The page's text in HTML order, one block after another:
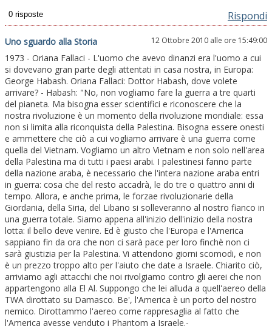
Rispondi
Uno sguardo alla Storia 12 Ottobre 2010 alle ore 15:49:00
1973 - Oriana Fallaci - L'uomo che avevo dinanzi era l'uomo a cui
si dovevano gran parte degli attentati in casa nostra, in Europa:
George Habash. Oriana Fallaci: Dottor Habash, dove volete
arrivare? - Habash: "No, non vogliamo fare la guerra a tre quarti
del pianeta. Ma bisogna esser scientifici e riconoscere che la
nostra rivoluzione è un momento della rivoluzione mondiale: essa
non si limita alla riconquista della Palestina. Bisogna essere onesti
e ammettere che ciò a cui vogliamo arrivare è una guerra come
quella del Vietnam. Vogliamo un altro Vietnam e non solo nell'area
della Palestina ma di tutti i paesi arabi. I palestinesi fanno parte
della nazione araba, è necessario che l'intera nazione araba entri
in guerra: cosa che del resto accadrà, le do tre o quattro anni di
tempo. Allora, e anche prima, le forzae rivoluzionarie della
Giordania, della Siria, del Libano si solleveranno al nostro fianco in
una guerra totale. Siamo appena all'inizio dell'inizio della nostra
lotta: il bello deve venire. Ed è giusto che l'Europa e l'America
sappiano fin da ora che non ci sarà pace per loro finchè non ci
sarà giustizia per la Palestina. Vi attendono giorni scomodi, e non
è un prezzo troppo alto per l'aiuto che date a Israele. Chiarito ciò,
arriviamo agli attacchi che noi rivolgiamo contro gli aerei che non
appartengono alla El Al. Suppongo che lei alluda a quell'aereo della
TWA dirottato su Damasco. Be', l'America è un porto del nostro
nemico. Dirottammo l'aereo come rappresaglia al fatto che
l'America avesse venduto i Phantom a Israele.-